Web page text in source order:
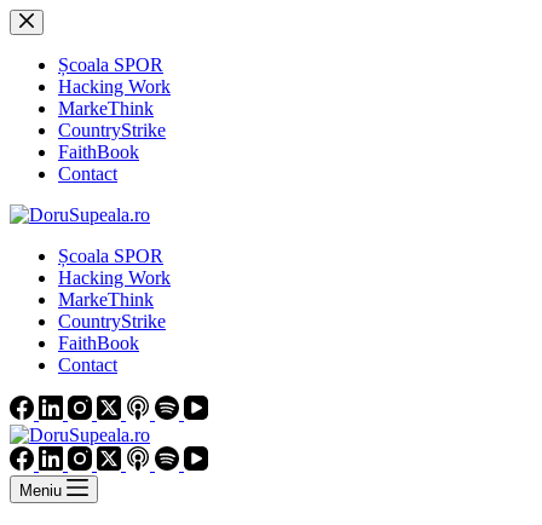
Sari
la
conținutȘcoala SPOR
Hacking Work
MarkeThink
CountryStrike
FaithBook
Contact
Școala SPOR
Hacking Work
MarkeThink
CountryStrike
FaithBook
Contact
Meniu